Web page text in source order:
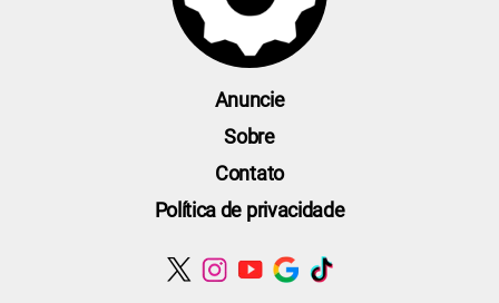
Anuncie
Sobre
Contato
Política de privacidade